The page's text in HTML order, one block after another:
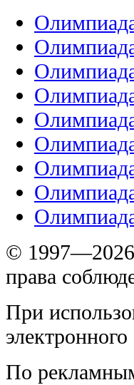
© 1997—2026
права
При
электронного
По